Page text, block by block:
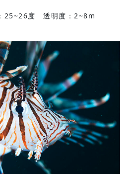
25~26度 透明度：2~8m